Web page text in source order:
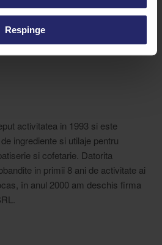
Respinge
305500
activitatea in 1993 si este
ingrediente si utilaje pentru
si cofetarie. Datorita
in primii 8 ani de activitate ai
în anul 2000 am deschis firma